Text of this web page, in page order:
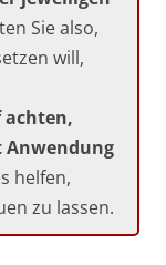
Sie also,
will,
helfen,
zu lassen.